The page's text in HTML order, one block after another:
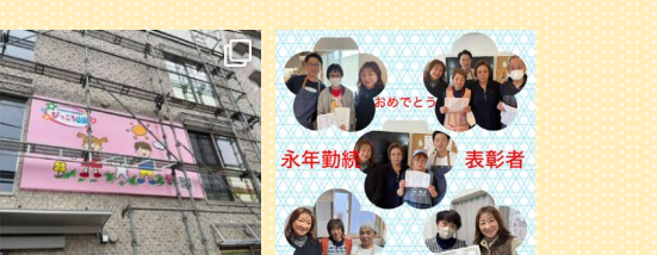
『ぴっころ山鼻』オープンに向けて準備
が着々と進んでいます。
皆さんお楽しみに〜
...
26 0
永年勤続の表彰者の写真を載せ忘れてい
たので追加します
今年もよろしくお願いします
41 1